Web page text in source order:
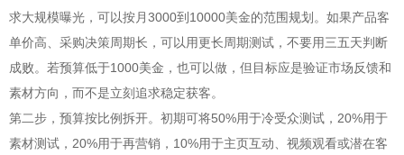
求大规模曝光，可以按月3000到10000美金的范围规划。如果产品客
单价高、采购决策周期长，可以用更长周期测试，不要用三五天判断
成败。若预算低于1000美金，也可以做，但目标应是验证市场反馈和
素材方向，而不是立刻追求稳定获客。
第二步，预算按比例拆开。初期可将50%用于冷受众测试，20%用于
素材测试，20%用于再营销，10%用于主页互动、视频观看或潜在客